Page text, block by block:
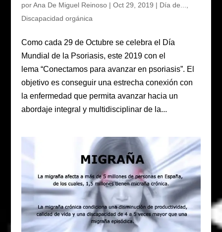
porAna De Miguel Reinoso| Oct 29, 2019 | Día de...
Discapacidad orgánica
Como cada 29 de Octubre se celebra el Día
Mundial de la Psoriasis, este 2019 con el
lema “Conectamos para avanzar en psoriasis”. El
objetivo es conseguir una estrecha conexión con
la enfermedad que permita avanzar hacia un
abordaje integral y multidisciplinar de la...